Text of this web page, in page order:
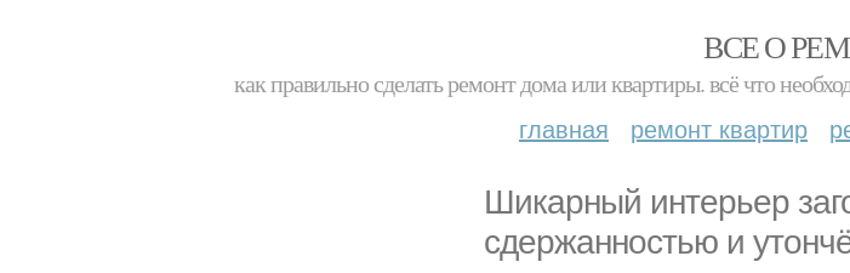
ВСЕ О
как правильно сделать ремонт дома или квартиры. всё что
главная ремонт квартир
Шикарный интерьер
сдержанностью и